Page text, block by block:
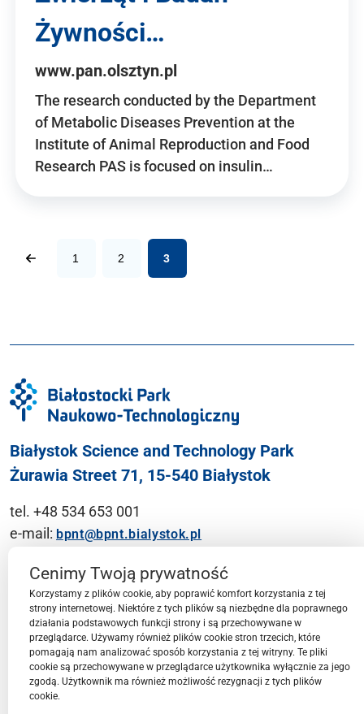
Żywności…
www.pan.olsztyn.pl
The research conducted by the Department
of Metabolic Diseases Prevention at the
Institute of Animal Reproduction and Food
Research PAS is focused on insulin…
1 2 3
Białystok Science and Technology Park
Żurawia Street 71, 15-540 Białystok
tel. +48 534 653 001
e-mail: bpnt@bpnt.bialystok.pl
Contact
BPN-T Area
BPN-T Offer
Cenimy Twoją prywatność
Korzystamy z plików cookie, aby poprawić komfort korzystania z tej
strony internetowej. Niektóre z tych plików są niezbędne dla poprawnego
działania podstawowych funkcji strony i są przechowywane w
przeglądarce. Używamy również plików cookie stron trzecich, które
pomagają nam analizować sposób korzystania z tej witryny. Te pliki
cookie są przechowywane w przeglądarce użytkownika wyłącznie za jego
zgodą. Użytkownik ma również możliwość rezygnacji z tych plików
cookie.